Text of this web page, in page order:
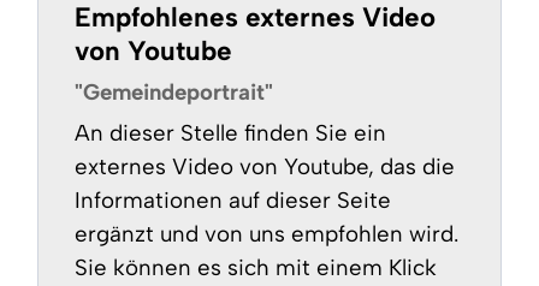
Empfohlenes externes Video
von Youtube
"Gemeindeportrait"
An dieser Stelle finden Sie ein
externes Video von Youtube, das die
Informationen auf dieser Seite
ergänzt und von uns empfohlen wird.
Sie können es sich mit einem Klick